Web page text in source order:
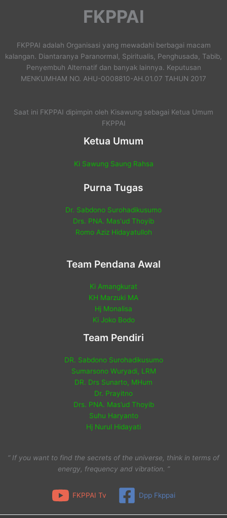
FKPPAI
FKPPAI adalah Organisasi yang mewadahi berbagai macam
kalangan. Diantaranya Paranormal, Spiritualis, Penghusada, Tabib,
Penyembuh Alternatif dan banyak lainnya. Keputusan
MENKUMHAM NO. AHU-0008810-AH.01.07 TAHUN 2017
Saat ini FKPPAI dipimpin oleh Kisawung sebagai Ketua Umum
FKPPAI
Ketua Umum
Ki Sawung Saung Rahsa
Purna Tugas
Dr. Sabdono Surohadikusumo
Drs. PNA. Mas'ud Thoyib
Romo Aziz Hidayatulloh
Team Pendana Awal
Ki Amangkurat
KH Marzuki MA
Hj Monalisa
Ki Joko Bodo
Team Pendiri
DR. Sabdono Surohadikusumo
Sumarsono Wuryadi, LRM
DR. Drs Sunarto, MHum
Dr. Prayitno
Drs. PNA. Mas’ud Thoyib
Suhu Haryanto
Hj Nurul Hidayati
“ If you want to find the secrets of the universe, think in terms of
energy, frequency and vibration. ”
FKPPAI Tv Dpp Fkppai